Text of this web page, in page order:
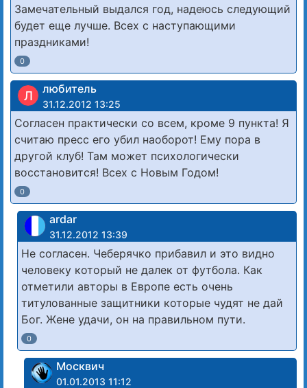
Замечательный выдался год, надеюсь следующий
будет еще лучше. Всех с наступающими
праздниками!
0
Л любитель
31.12.2012 13:25
Согласен практически со всем, кроме 9 пункта! Я
считаю пресс его убил наоборот! Ему пора в
другой клуб! Там может психологически
восстановится! Всех с Новым Годом!
0
ardar
31.12.2012 13:39
Не согласен. Чеберячко прибавил и это видно
человеку который не далек от футбола. Как
отметили авторы в Европе есть очень
титулованные защитники которые чудят не дай
Бог. Жене удачи, он на правильном пути.
0
Москвич
01.01.2013 11:12